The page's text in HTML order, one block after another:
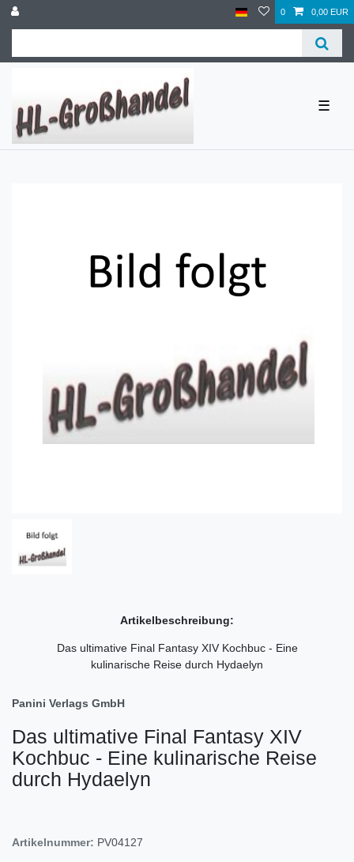
0 0,00 EUR
☰
Artikelbeschreibung:
Das ultimative Final Fantasy XIV Kochbuc - Eine
kulinarische Reise durch Hydaelyn
Panini Verlags GmbH
Das ultimative Final Fantasy XIV
Kochbuc - Eine kulinarische Reise
durch Hydaelyn
Artikelnummer: PV04127